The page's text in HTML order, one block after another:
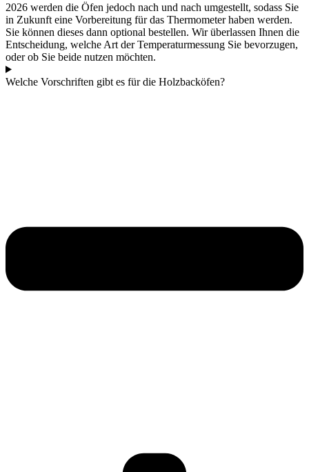
2026 werden die Öfen jedoch nach und nach umgestellt, sodass Sie
in Zukunft eine Vorbereitung für das Thermometer haben werden.
Sie können dieses dann optional bestellen. Wir überlassen Ihnen die
Entscheidung, welche Art der Temperaturmessung Sie bevorzugen,
oder ob Sie beide nutzen möchten.
Welche Vorschriften gibt es für die Holzbacköfen?